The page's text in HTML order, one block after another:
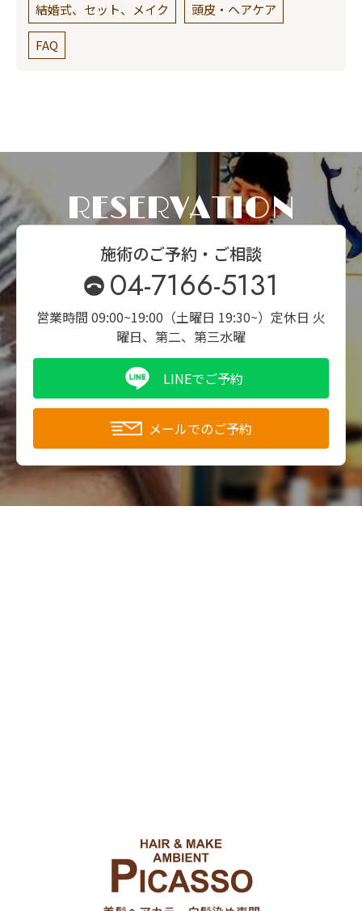
結婚式、セット、メイク 頭皮・ヘアケア
FAQ
RESERVATION
施術のご予約・ご相談
04-7166-5131
営業時間 09:00~19:00（土曜日 19:30~） 定休日 火
曜日、第二、第三水曜
LINEでご予約
メールでのご予約